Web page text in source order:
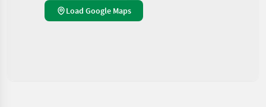
Load Google Maps